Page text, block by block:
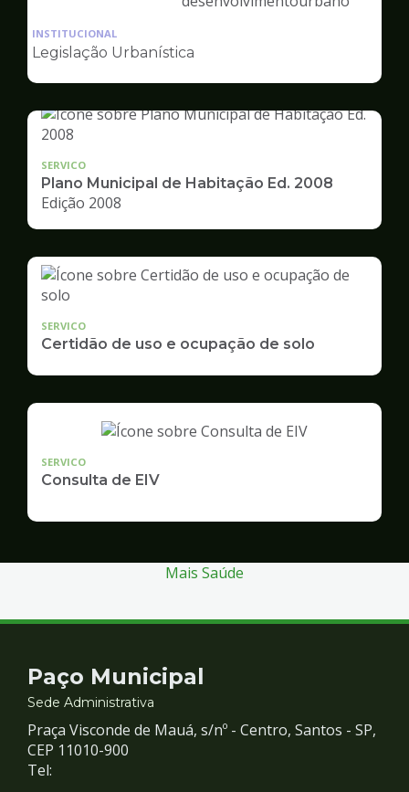
Ilustração
Desenvolvimento
Urbano
INSTITUCIONAL
Legislação Urbanística
SERVICO
Plano Municipal de Habitação Ed. 2008
Edição 2008
SERVICO
Certidão de uso e ocupação de solo
SERVICO
Consulta de EIV
Mais Saúde
Contato
e
Redes
Paço Municipal
Sede Administrativa
Praça Visconde de Mauá, s/nº - Centro, Santos - SP,
CEP 11010-900
Tel: